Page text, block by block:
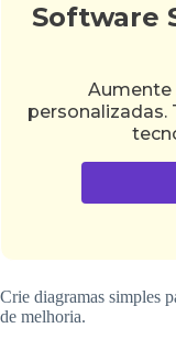
Software
Aumente
personalizadas.
Crie diagramas simples
de melhoria.